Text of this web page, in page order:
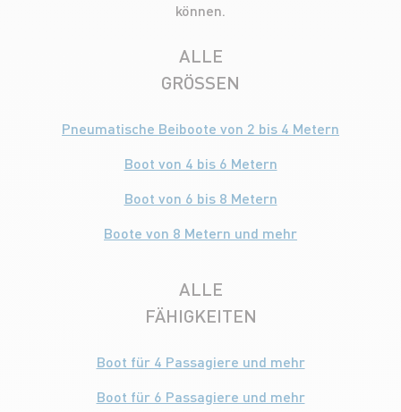
können.
ALLE
GRÖSSEN
Pneumatische Beiboote von 2 bis 4 Metern
Boot von 4 bis 6 Metern
Boot von 6 bis 8 Metern
Boote von 8 Metern und mehr
ALLE
FÄHIGKEITEN
Boot für 4 Passagiere und mehr
Boot für 6 Passagiere und mehr